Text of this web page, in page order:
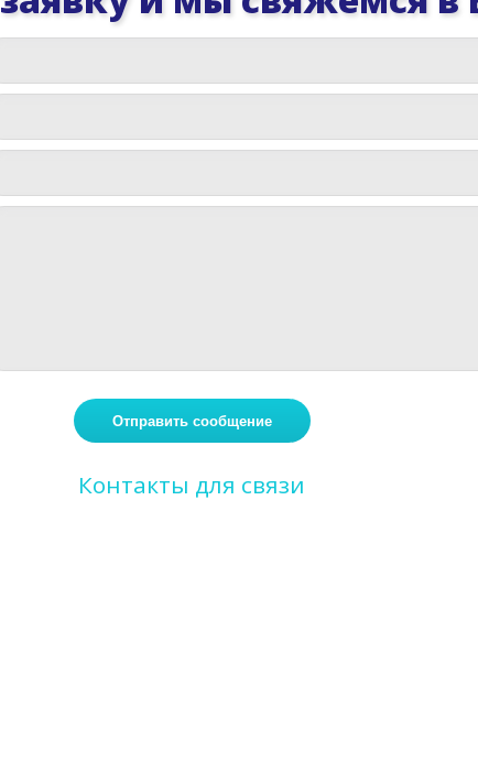
Контакты для связи